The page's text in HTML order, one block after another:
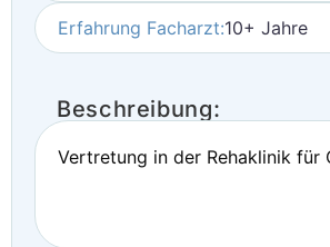
Erfahrung Facharzt:10+ Jahre
Beschreibung:
Vertretung in der Rehaklinik für